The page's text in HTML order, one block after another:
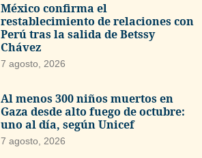
México confirma el
restablecimiento de relaciones con
Perú tras la salida de Betssy
Chávez
7 agosto, 2026
Al menos 300 niños muertos en
Gaza desde alto fuego de octubre:
uno al día, según Unicef
7 agosto, 2026